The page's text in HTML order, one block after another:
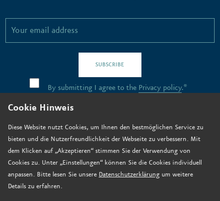
Cookie Hinweis
Diese Website nutzt Cookies, um Ihnen den bestmöglichen Service zu
bieten und die Nutzerfreundlichkeit der Webseite zu verbessern. Mit
dem Klicken auf „Akzeptieren“ stimmen Sie der Verwendung von
Cookies zu. Unter „Einstellungen“ können Sie die Cookies individuell
anpassen. Bitte lesen Sie unsere Datenschutzerklärung um weitere
Details zu erfahren.
SUBSCRIBE
By submitting I agree to the Privacy policy.*
Contact
Job vacancies
How to find us
Donate now